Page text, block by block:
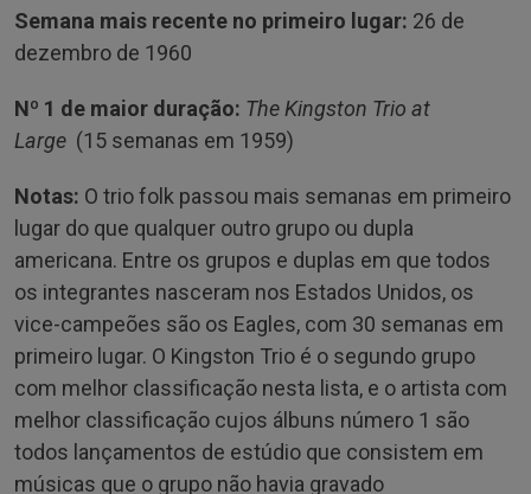
Semana mais recente no primeiro lugar: 26 de
dezembro de 1960
Nº 1 de maior duração: The Kingston Trio at
Large (15 semanas em 1959)
Notas: O trio folk passou mais semanas em primeiro
lugar do que qualquer outro grupo ou dupla
americana. Entre os grupos e duplas em que todos
os integrantes nasceram nos Estados Unidos, os
vice-campeões são os Eagles, com 30 semanas em
primeiro lugar. O Kingston Trio é o segundo grupo
com melhor classificação nesta lista, e o artista com
melhor classificação cujos álbuns número 1 são
todos lançamentos de estúdio que consistem em
músicas que o grupo não havia gravado